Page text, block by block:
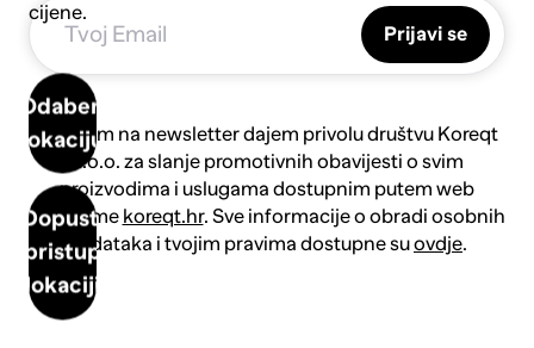
cijene.
Odaberi
lokaciju
Dopusti
pristup
lokaciji
Prijavi se
Prijavom na newsletter dajem privolu društvu Koreqt
d.o.o. za slanje promotivnih obavijesti o svim
proizvodima i uslugama dostupnim putem web
platforme koreqt.hr. Sve informacije o obradi osobnih
podataka i tvojim pravima dostupne suovdje.